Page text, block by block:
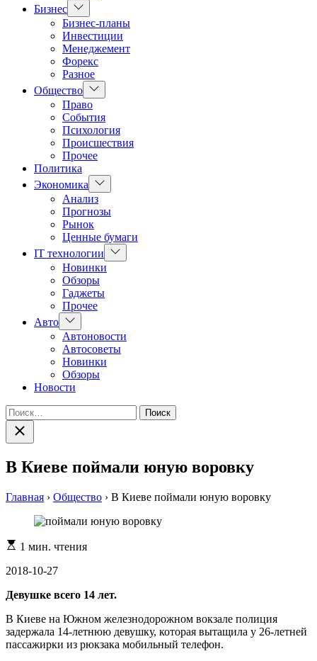
Бизнес Показать
подменю
Бизнес-планы
Инвестиции
Менеджемент
Форекс
Разное
Общество Показать
подменю
Право
События
Психология
Происшествия
Прочее
Политика
Экономика
Показать
подменю
Анализ
Прогнозы
Рынок
Ценные бумаги
IT технологии
Показать
подменю
Новинки
Обзоры
Гаджеты
Прочее
Авто Показать
подменю
Автоновости
Автосоветы
Новинки
Обзоры
Новости
Найти:
Закрыть
поиск
В Киеве поймали юную воровку
Главная › Общество › В Киеве поймали юную воровку
Расчетное
чтения
1 мин. чтения
2018-10-27
Девушке всего 14 лет.
В Киеве на Южном железнодорожном вокзале полиция
задержала 14-летнюю девушку, которая вытащила у 26-летней
пассажирки из рюкзака мобильный телефон.